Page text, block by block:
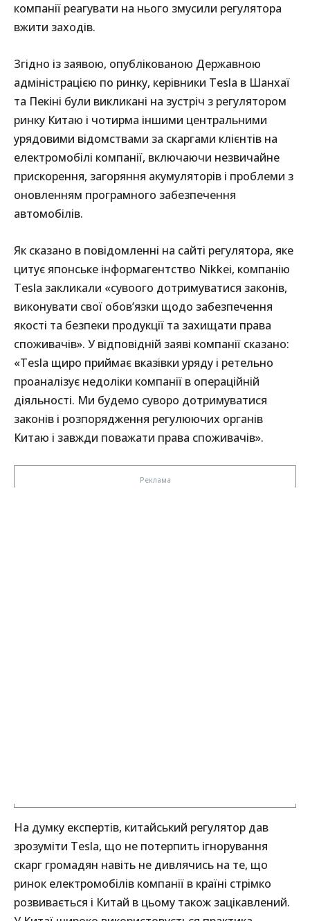
компанії реагувати на нього змусили регулятора
вжити заходів.
Згідно із заявою, опублікованою Державною
адміністрацією по ринку, керівники Tesla в Шанхаї
та Пекіні були викликані на зустріч з регулятором
ринку Китаю і чотирма іншими центральними
урядовими відомствами за скаргами клієнтів на
електромобілі компанії, включаючи незвичайне
прискорення, загоряння акумуляторів і проблеми з
оновленням програмного забезпечення
автомобілів.
Як сказано в повідомленні на сайті регулятора, яке
цитує японське інформагентство Nikkei, компанію
Tesla закликали «сувоого дотримуватися законів,
виконувати свої обов’язки щодо забезпечення
якості та безпеки продукції та захищати права
споживачів». У відповідній заяві компанії сказано:
«Tesla щиро приймає вказівки уряду і ретельно
проаналізує недоліки компанії в операційній
діяльності. Ми будемо суворо дотримуватися
законів і розпорядження регулюючих органів
Китаю і завжди поважати права споживачів».
На думку експертів, китайський регулятор дав
зрозуміти Tesla, що не потерпить ігнорування
скарг громадян навіть не дивлячись на те, що
ринок електромобілів компанії в країні стрімко
розвивається і Китай в цьому також зацікавлений.